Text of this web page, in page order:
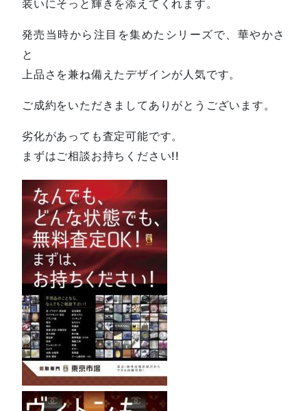
装いにそっと輝きを添えてくれます。
発売当時から注目を集めたシリーズで、華やかさ
と
上品さを兼ね備えたデザインが人気です。
ご成約をいただきましてありがとうございます。
劣化があっても査定可能です。
まずはご相談お持ちください!!